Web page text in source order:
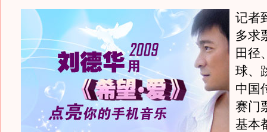
记者
多求
田径
球、
中国
赛门
基本